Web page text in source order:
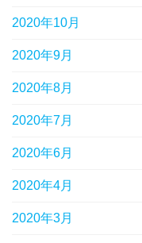
2020年10月
2020年9月
2020年8月
2020年7月
2020年6月
2020年4月
2020年3月